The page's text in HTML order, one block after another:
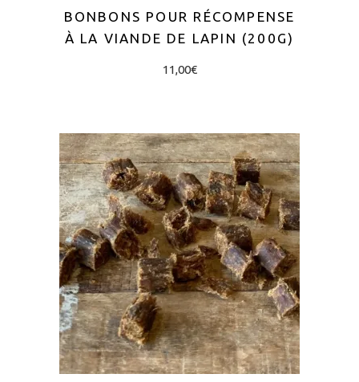
BONBONS POUR RÉCOMPENSE
À LA VIANDE DE LAPIN (200G)
11,00€